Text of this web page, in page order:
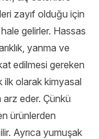
zayıf olduğu için
gelirler. Hassas
yanma ve
edilmesi gereken
ilk olarak kimyasal
eder. Çünkü
ürünlerden
Ayrıca yumuşak